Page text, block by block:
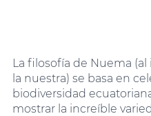
La filosofía de Nuema
la nuestra) se basa en
biodiversidad
mostrar la increíble